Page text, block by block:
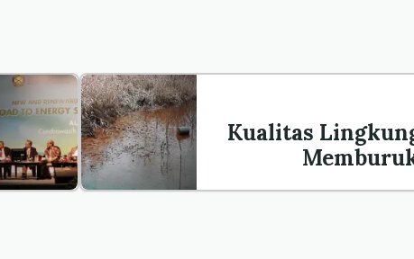
Kualitas